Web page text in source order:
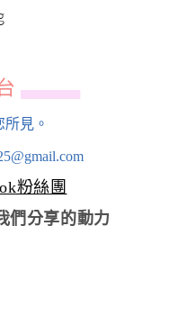
▄▄▄▄▄▄
見。
粉絲團
們分享的動力